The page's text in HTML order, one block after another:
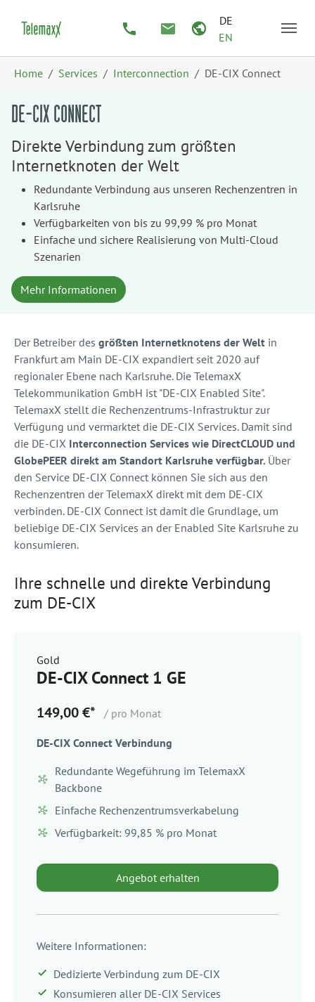
DE
EN
Home Services Interconnection DE-CIX Connect
DE-CIX CONNECT
Direkte Verbindung zum größten
Internetknoten der Welt
Redundante Verbindung aus unseren Rechenzentren in
Karlsruhe
Verfügbarkeiten von bis zu 99,99 % pro Monat
Einfache und sichere Realisierung von Multi-Cloud
Szenarien
Mehr Informationen
Der Betreiber des größten Internetknotens der Welt in
Frankfurt am Main DE-CIX expandiert seit 2020 auf
regionaler Ebene nach Karlsruhe. Die TelemaxX
Telekommunikation GmbH ist "DE-CIX Enabled Site".
TelemaxX stellt die Rechenzentrums-Infrastruktur zur
Verfügung und vermarktet die DE-CIX Services. Damit sind
die DE-CIX Interconnection Services wie DirectCLOUD und
GlobePEER direkt am Standort Karlsruhe verfügbar. Über
den Service DE-CIX Connect können Sie sich aus den
Rechenzentren der TelemaxX direkt mit dem DE-CIX
verbinden. DE-CIX Connect ist damit die Grundlage, um
beliebige DE-CIX Services an der Enabled Site Karlsruhe zu
konsumieren.
Ihre schnelle und direkte Verbindung
zum DE-CIX
Gold
DE-CIX Connect 1 GE
149,00 €* / pro Monat
DE-CIX Connect Verbindung
Redundante Wegeführung im TelemaxX
Backbone
Einfache Rechenzentrumsverkabelung
Verfügbarkeit: 99,85 % pro Monat
Angebot erhalten
Weitere Informationen:
Dedizierte Verbindung zum DE-CIX
Konsumieren aller DE-CIX Services